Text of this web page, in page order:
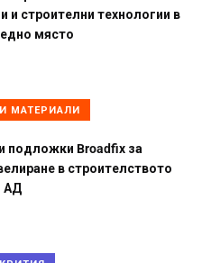
и строителни технологии в
място
МАТЕРИАЛИ
подложки Broadfix за
в строителството
АД